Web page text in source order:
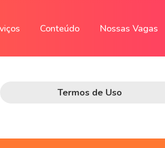
Conteúdo Nossas Vagas
Termos de Uso